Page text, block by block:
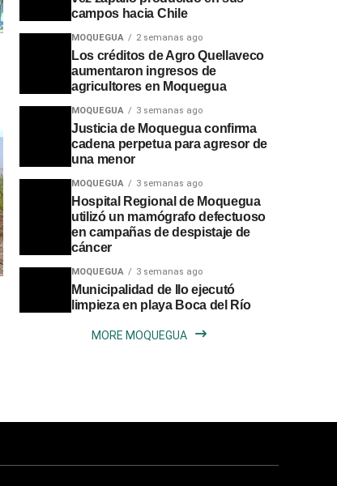
campos hacia Chile
MOQUEGUA 2 semanas ago
Los créditos de Agro Quellaveco
aumentaron ingresos de
agricultores en Moquegua
MOQUEGUA 3 semanas ago
Justicia de Moquegua confirma
cadena perpetua para agresor de
una menor
MOQUEGUA 3 semanas ago
Hospital Regional de Moquegua
utilizó un mamógrafo defectuoso
en campañas de despistaje de
cáncer
MOQUEGUA 3 semanas ago
Municipalidad de Ilo ejecutó
limpieza en playa Boca del Río
MORE MOQUEGUA